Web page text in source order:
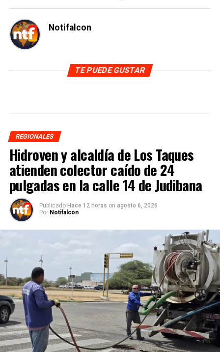
Notifalcon
TE PUEDE GUSTAR
REGIONALES
Hidroven y alcaldía de Los Taques
atienden colector caído de 24
pulgadas en la calle 14 de Judibana
Publicado Hace 12 horas on agosto 6, 2026
Por Notifalcon